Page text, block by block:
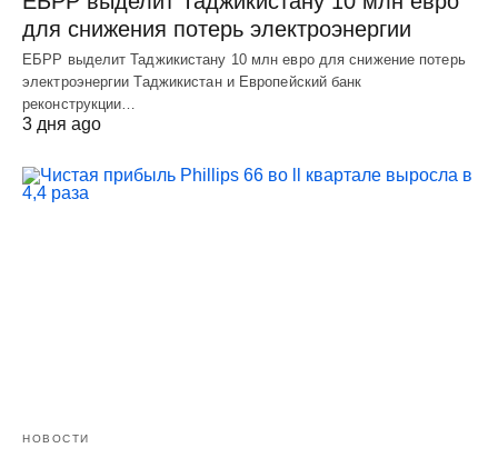
для снижения потерь электроэнергии
ЕБРР выделит Таджикистану 10 млн евро для снижение потерь
электроэнергии Таджикистан и Европейский банк
реконструкции…
3 дня ago
НОВОСТИ